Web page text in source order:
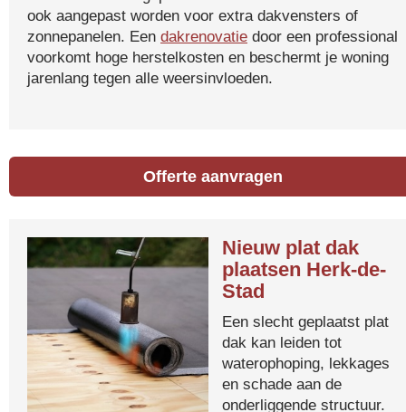
ook aangepast worden voor extra dakvensters of
zonnepanelen. Een dakrenovatie door een professional
voorkomt hoge herstelkosten en beschermt je woning
jarenlang tegen alle weersinvloeden.
Offerte aanvragen
Nieuw plat dak
plaatsen Herk-de-
Stad
Een slecht geplaatst plat
dak kan leiden tot
waterophoping, lekkages
en schade aan de
onderliggende structuur.